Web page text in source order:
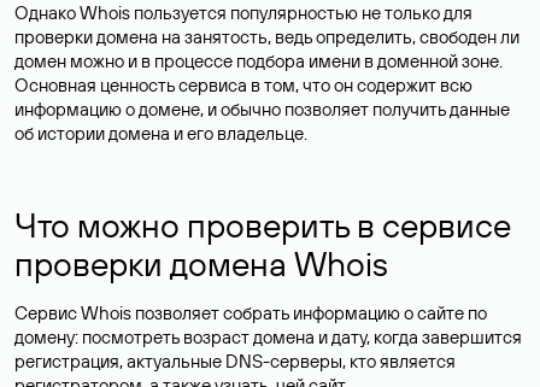
Однако Whois пользуется популярностью не только для
проверки домена на занятость, ведь определить, свободен ли
домен можно и в процессе подбора имени в доменной зоне.
Основная ценность сервиса в том, что он содержит всю
информацию о домене, и обычно позволяет получить данные
об истории домена и его владельце.
Что можно проверить в сервисе
проверки домена Whois
Сервис Whois позволяет собрать информацию о сайте по
домену: посмотреть возраст домена и дату, когда завершится
регистрация, актуальные DNS-серверы, кто является